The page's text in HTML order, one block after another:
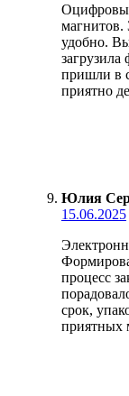
магнитов.
удобно.
загрузила
пришли в
приятно
Юлия
15.06.2025
процесс
срок,
приятных